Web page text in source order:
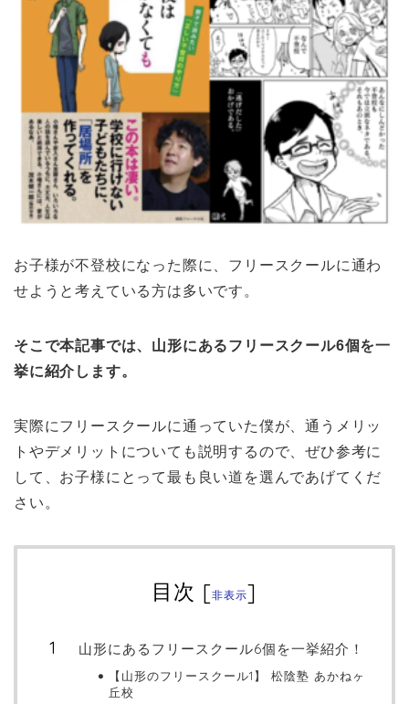
お子様が不登校になった際に、フリースクールに通わ
せようと考えている方は多いです。
そこで本記事では、山形にあるフリースクール6個を一
挙に紹介します。
実際にフリースクールに通っていた僕が、通うメリッ
トやデメリットについても説明するので、ぜひ参考に
して、お子様にとって最も良い道を選んであげてくだ
さい。
目次 [非表示]
山形にあるフリースクール6個を一挙紹介！
【山形のフリースクール1】 松陰塾 あかねヶ
丘校